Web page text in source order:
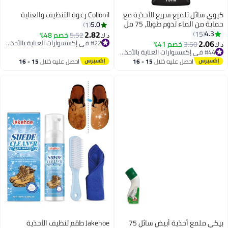
كيوي سائل تلميع سريع للأحذية مع
حماية من الماء تدوم طويلاً، 75 مل
أسود
4.3
15
د.ك‏2.06
3.50خصم 41%
#44 في إكسسوارات العناية بالأحذية النسائية
احصل عليه خلال 15 - 16
Collonil رغوة التنظيف والعناية
5.0
1
د.ك‏2.82
5.52خصم 48%
#22 في إكسسوارات العناية بالأحذية النسائية
احصل عليه خلال 15 - 16
بيكي ملمع أحذية أبيض سائل 75 Jakehoe طقم تنظيف الأحذية